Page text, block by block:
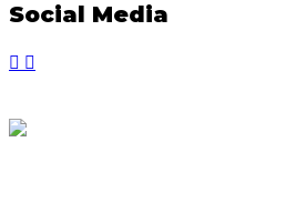
Social Media